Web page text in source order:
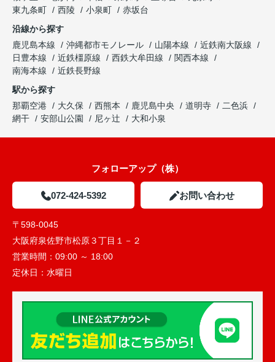
東九条町
西陵 小泉町
赤坂台
沿線から探す
鹿児島本線
沖縄都市モノレール 山陽本線
近鉄南大阪線
日豊本線
近鉄橿原線 西鉄大牟田線
関西本線
南海本線
近鉄長野線
駅から探す
那覇空港
大久保 西熊本 鹿児島中央 道明寺
二色浜
網干
安部山公園 尼ヶ辻 大和小泉
フォローアップ（株）
072-424-5392 お問い合わせ
〒598-0045
大阪府泉佐野市松原３丁目１－２
営業時間： 09:00 ～ 18:00
定休日： 水曜日